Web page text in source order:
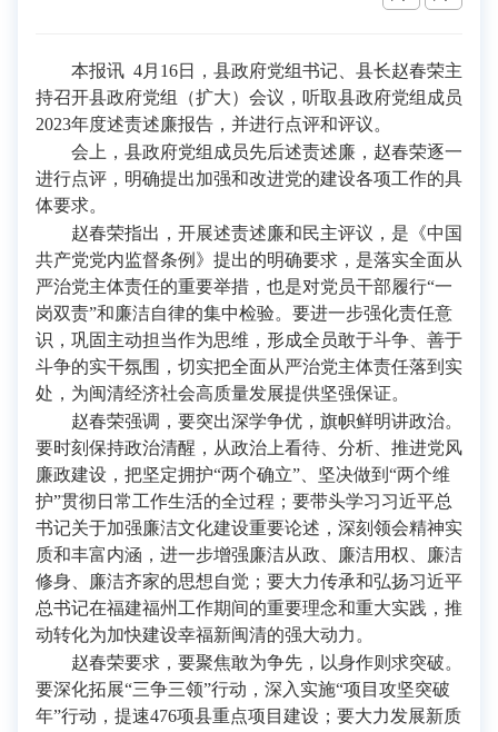
本报讯 4月16日，县政府党组书记、县长赵春荣主
持召开县政府党组（扩大）会议，听取县政府党组成员
2023年度述责述廉报告，并进行点评和评议。
会上，县政府党组成员先后述责述廉，赵春荣逐一
进行点评，明确提出加强和改进党的建设各项工作的具
体要求。
赵春荣指出，开展述责述廉和民主评议，是《中国
共产党党内监督条例》提出的明确要求，是落实全面从
严治党主体责任的重要举措，也是对党员干部履行“一
岗双责”和廉洁自律的集中检验。要进一步强化责任意
识，巩固主动担当作为思维，形成全员敢于斗争、善于
斗争的实干氛围，切实把全面从严治党主体责任落到实
处，为闽清经济社会高质量发展提供坚强保证。
赵春荣强调，要突出深学争优，旗帜鲜明讲政治。
要时刻保持政治清醒，从政治上看待、分析、推进党风
廉政建设，把坚定拥护“两个确立”、坚决做到“两个维
护”贯彻日常工作生活的全过程；要带头学习习近平总
书记关于加强廉洁文化建设重要论述，深刻领会精神实
质和丰富内涵，进一步增强廉洁从政、廉洁用权、廉洁
修身、廉洁齐家的思想自觉；要大力传承和弘扬习近平
总书记在福建福州工作期间的重要理念和重大实践，推
动转化为加快建设幸福新闽清的强大动力。
赵春荣要求，要聚焦敢为争先，以身作则求突破。
要深化拓展“三争三领”行动，深入实施“项目攻坚突破
年”行动，提速476项县重点项目建设；要大力发展新质